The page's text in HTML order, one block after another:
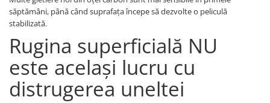
săptămâni, până când suprafața începe să dezvolte o peliculă
stabilizată.
Rugina superficială NU
este același lucru cu
distrugerea uneltei